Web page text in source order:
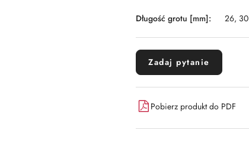
Długość grotu [mm]: 26, 30
Zadaj pytanie
Pobierz produkt do PDF